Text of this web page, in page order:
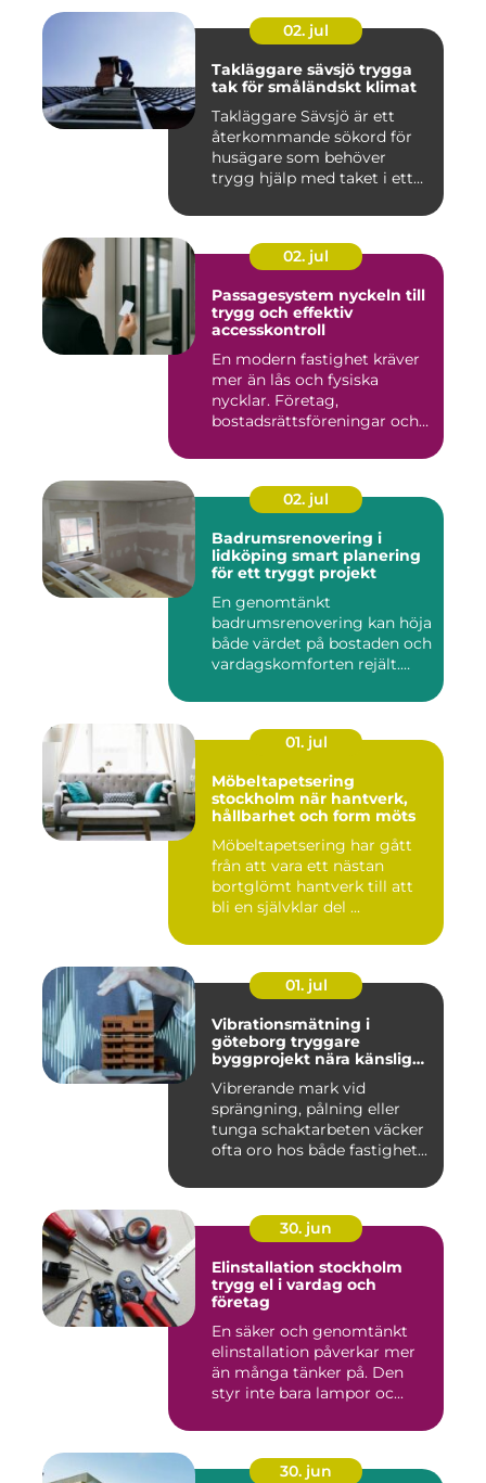
02. jul
Takläggare sävsjö trygga
tak för småländskt klimat
Takläggare Sävsjö är ett
återkommande sökord för
husägare som behöver
trygg hjälp med taket i ett
02. jul
Passagesystem nyckeln till
trygg och effektiv
accesskontroll
En modern fastighet kräver
mer än lås och fysiska
nycklar. Företag,
bostadsrättsföreningar och
02. jul
Badrumsrenovering i
lidköping smart planering
för ett tryggt projekt
En genomtänkt
badrumsrenovering kan höja
både värdet på bostaden och
vardagskomforten rejält.
01. jul
Möbeltapetsering
stockholm när hantverk,
hållbarhet och form möts
Möbeltapetsering har gått
från att vara ett nästan
bortglömt hantverk till att
bli en självklar del ...
01. jul
Vibrationsmätning i
göteborg tryggare
byggprojekt nära känsliga
Vibrerande mark vid
sprängning, pålning eller
tunga schaktarbeten väcker
ofta oro hos både fastighet...
30. jun
Elinstallation stockholm
trygg el i vardag och
företag
En säker och genomtänkt
elinstallation påverkar mer
än många tänker på. Den
styr inte bara lampor oc...
30. jun